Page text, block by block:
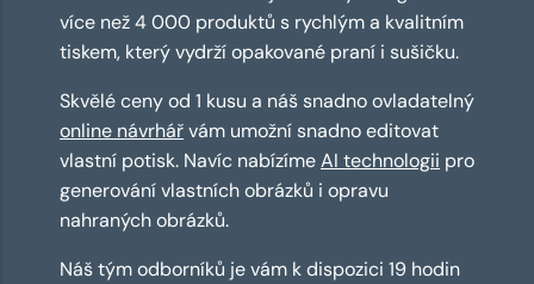
více než 4 000 produktů s rychlým a kvalitním
tiskem, který vydrží opakované praní i sušičku.
Skvělé ceny od 1 kusu a náš snadno ovladatelný
online návrhářvám umožní snadno editovat
vlastní potisk. Navíc nabízímeAI technologii pro
generování vlastních obrázků i opravu
nahraných obrázků.
Náš tým odborníků je vám k dispozici 19 hodin